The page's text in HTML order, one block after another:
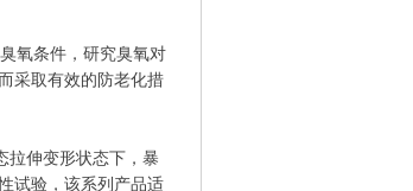
氧条件，研究臭氧对
采取有效的防老化措
伸变形状态下，暴
试验，该系列产品适